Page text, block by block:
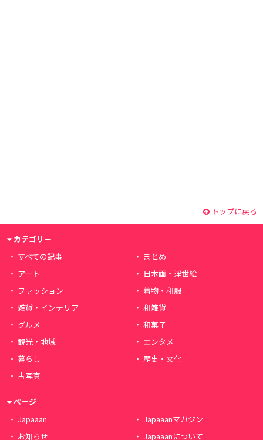
トップに戻る
カテゴリー
すべての記事
まとめ
アート
日本画・浮世絵
ファッション
着物・和服
雑貨・インテリア
和雑貨
グルメ
和菓子
観光・地域
エンタメ
暮らし
歴史・文化
古写真
ページ
Japaaan
Japaaanマガジン
お知らせ
Japaaanについて